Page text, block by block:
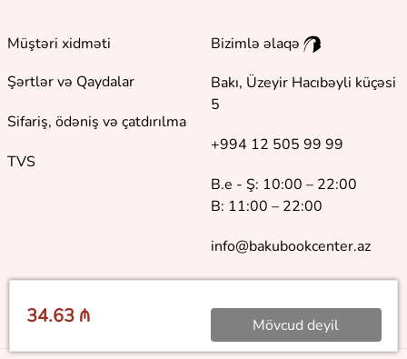
34.63 ₼ Mövcud deyil
Müştəri xidməti
Şərtlər və Qaydalar
Sifariş, ödəniş və çatdırılma
TVS
Bizimlə əlaqə
Bakı, Üzeyir Hacıbəyli küçəsi
5
+994 12 505 99 99
B.e - Ş: 10:00 – 22:00
B: 11:00 – 22:00
info@bakubookcenter.az